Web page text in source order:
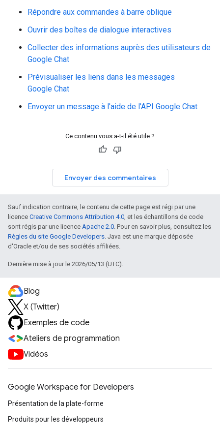
Répondre aux commandes à barre oblique
Ouvrir des boîtes de dialogue interactives
Collecter des informations auprès des utilisateurs de
Google Chat
Prévisualiser les liens dans les messages
Google Chat
Envoyer un message à l'aide de l'API Google Chat
Ce contenu vous a-t-il été utile ?
Envoyer des commentaires
Sauf indication contraire, le contenu de cette page est régi par une
licence Creative Commons Attribution 4.0, et les échantillons de code
sont régis par une licence Apache 2.0. Pour en savoir plus, consultez les
Règles du site Google Developers. Java est une marque déposée
d'Oracle et/ou de ses sociétés affiliées.
Dernière mise à jour le 2026/05/13 (UTC).
Blog
X (Twitter)
Exemples de code
Ateliers de programmation
Vidéos
Google Workspace for Developers
Présentation de la plate-forme
Produits pour les développeurs